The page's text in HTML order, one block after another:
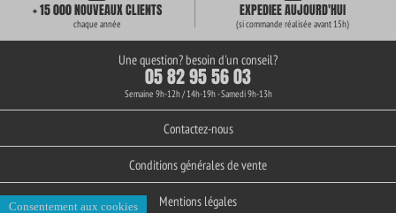
+ 15 000 NOUVEAUX CLIENTS
chaque année
EXPEDIEE AUJOURD'HUI
(si commande réalisée avant 15h)
Une question? besoin d'un conseil?
05 82 95 56 03
Semaine 9h-12h / 14h-19h - Samedi 9h-13h
Contactez-nous
Conditions générales de vente
Mentions légales
Consentement aux cookies